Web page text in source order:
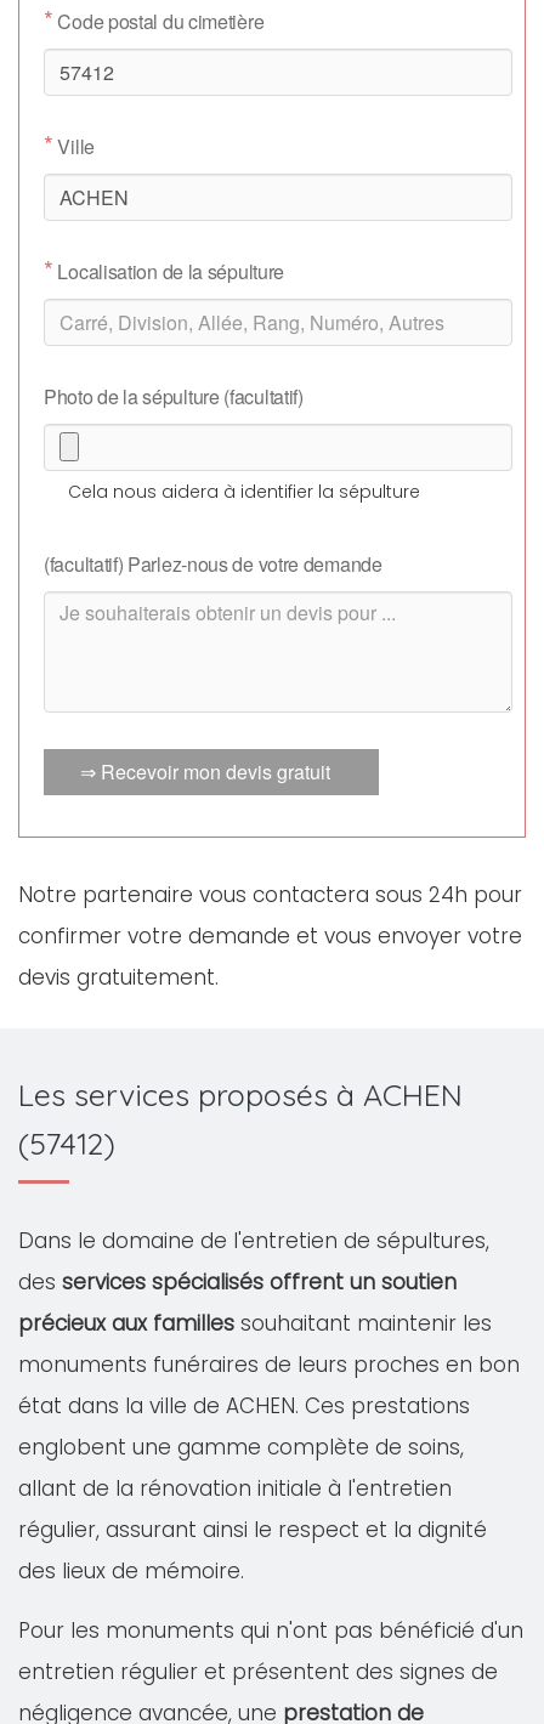
*Code postal du cimetière
*Ville
* Localisation de la sépulture
Photo de la sépulture (facultatif)
Cela nous aidera à identifier la sépulture
(facultatif) Parlez-nous de votre demande
⇒ Recevoir mon devis gratuit
Notre partenaire vous contactera sous 24h pour
confirmer votre demande et vous envoyer votre
devis gratuitement.
Les services proposés à ACHEN
(57412)
Dans le domaine de l'entretien de sépultures,
des services spécialisés offrent un soutien
précieux aux familles souhaitant maintenir les
monuments funéraires de leurs proches en bon
état dans la ville de ACHEN. Ces prestations
englobent une gamme complète de soins,
allant de la rénovation initiale à l'entretien
régulier, assurant ainsi le respect et la dignité
des lieux de mémoire.
Pour les monuments qui n'ont pas bénéficié d'un
entretien régulier et présentent des signes de
négligence avancée, une prestation de